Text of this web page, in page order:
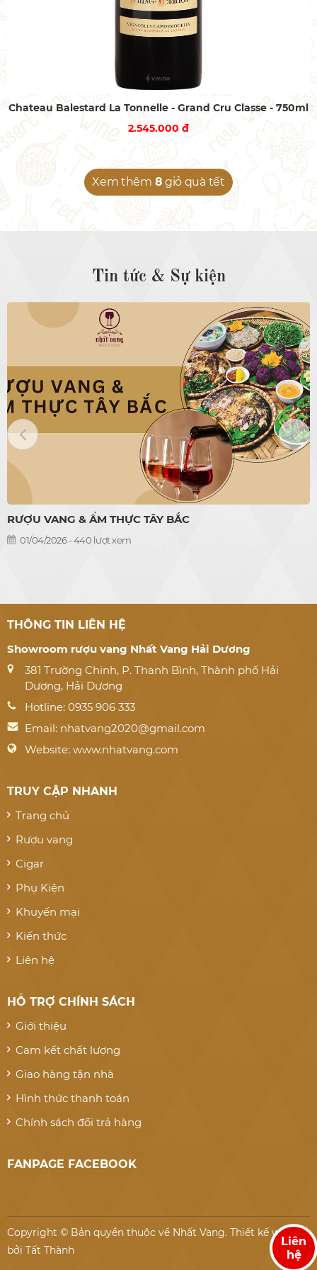
Chateau Balestard La Tonnelle - Grand Cru Classe - 750ml
2.545.000 đ
Xem thêm 8 giỏ quà tết
Tin tức & Sự kiện
RƯỢU VANG & ẨM THỰC TÂY BẮC
01/04/2026 - 440 lượt xem
THÔNG TIN LIÊN HỆ
Showroom rượu vang Nhất Vang Hải Dương
381 Trường Chinh, P. Thanh Bình, Thành phố Hải
Dương, Hải Dương
Hotline: 0935 906 333
Email: nhatvang2020@gmail.com
Website: www.nhatvang.com
TRUY CẬP NHANH
Trang chủ
Rượu vang
Cigar
Phụ Kiện
Khuyến mại
Kiến thức
Liên hệ
HỖ TRỢ CHÍNH SÁCH
Giới thiệu
Cam kết chất lượng
Giao hàng tận nhà
Hình thức thanh toán
Chính sách đổi trả hàng
FANPAGE FACEBOOK
Copyright © Bản quyền thuộc về Nhất Vang. Thiết kế website
bởi Tất Thành
Liên
hệ